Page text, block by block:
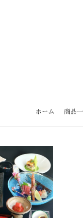
ホーム 商品